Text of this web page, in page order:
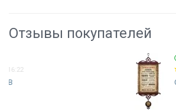
Отзывы покупателей
Ibragimova Firuza...
10 января 2022
Свиток &quot;НОВЫЕ